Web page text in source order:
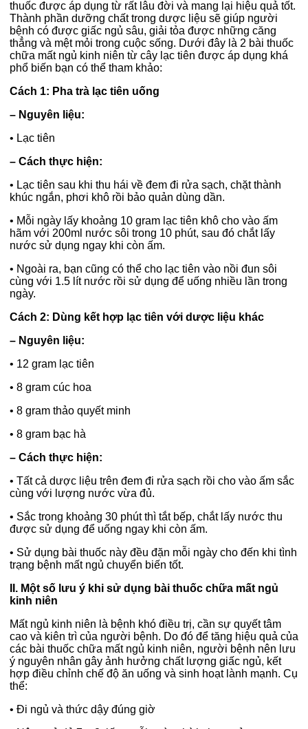
thuốc được áp dụng từ rất lâu đời và mang lại hiệu quả tốt.
Thành phần dưỡng chất trong dược liệu sẽ giúp người
bệnh có được giấc ngủ sâu, giải tỏa được những căng
thẳng và mệt mỏi trong cuộc sống. Dưới đây là 2 bài thuốc
chữa mất ngủ kinh niên từ cây lạc tiên được áp dụng khá
phổ biến bạn có thể tham khảo:
Cách 1: Pha trà lạc tiên uống
– Nguyên liệu:
• Lạc tiên
– Cách thực hiện:
• Lạc tiên sau khi thu hái về đem đi rửa sạch, chặt thành
khúc ngắn, phơi khô rồi bảo quản dùng dần.
• Mỗi ngày lấy khoảng 10 gram lạc tiên khô cho vào ấm
hãm với 200ml nước sôi trong 10 phút, sau đó chắt lấy
nước sử dụng ngay khi còn ấm.
• Ngoài ra, bạn cũng có thể cho lạc tiên vào nồi đun sôi
cùng với 1.5 lít nước rồi sử dụng để uống nhiều lần trong
ngày.
Cách 2: Dùng kết hợp lạc tiên với dược liệu khác
– Nguyên liệu:
• 12 gram lạc tiên
• 8 gram cúc hoa
• 8 gram thảo quyết minh
• 8 gram bạc hà
– Cách thực hiện:
• Tất cả dược liệu trên đem đi rửa sạch rồi cho vào ấm sắc
cùng với lượng nước vừa đủ.
• Sắc trong khoảng 30 phút thì tắt bếp, chắt lấy nước thu
được sử dụng để uống ngay khi còn ấm.
• Sử dụng bài thuốc này đều đặn mỗi ngày cho đến khi tình
trạng bệnh mất ngủ chuyển biến tốt.
II. Một số lưu ý khi sử dụng bài thuốc chữa mất ngủ
kinh niên
Mất ngủ kinh niên là bệnh khó điều trị, cần sự quyết tâm
cao và kiên trì của người bệnh. Do đó để tăng hiệu quả của
các bài thuốc chữa mất ngủ kinh niên, người bệnh nên lưu
ý nguyên nhân gây ảnh hưởng chất lượng giấc ngủ, kết
hợp điều chỉnh chế độ ăn uống và sinh hoạt lành mạnh. Cụ
thể:
• Đi ngủ và thức dậy đúng giờ